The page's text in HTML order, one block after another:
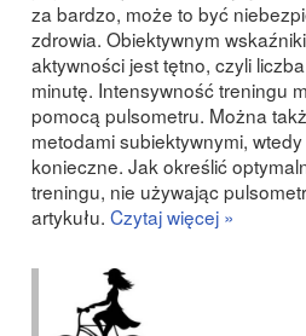
za bardzo, może to być
zdrowia. Obiektywnym
aktywności jest tętno, czyli
minutę. Intensywność treningu
pomocą pulsometru. Można
metodami subiektywnymi,
konieczne. Jak określić
treningu, nie używając
artykułu. Czytaj więcej »